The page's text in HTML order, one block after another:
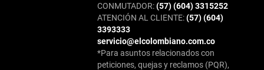
CONMUTADOR:(57) (604) 3315252
ATENCIÓN AL CLIENTE:(57) (604)
3393333
servicio@elcolombiano.com.co
*Para asuntos relacionados con
peticiones, quejas y reclamos (PQR),